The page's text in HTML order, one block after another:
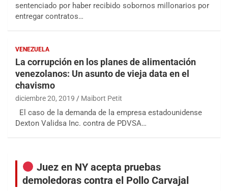
sentenciado por haber recibido sobornos millonarios por
entregar contratos…
VENEZUELA
La corrupción en los planes de alimentación
venezolanos: Un asunto de vieja data en el
chavismo
diciembre 20, 2019 Maibort Petit
El caso de la demanda de la empresa estadounidense
Dexton Validsa Inc. contra de PDVSA…
Juez en NY acepta pruebas
demoledoras contra el Pollo Carvajal